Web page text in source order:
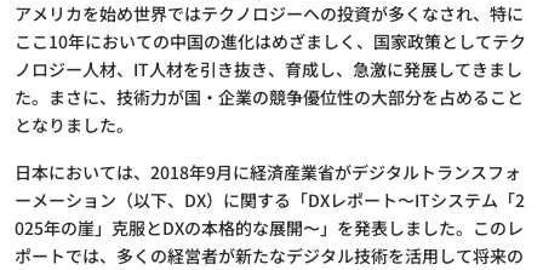
アメリカを始め世界ではテクノロジーヘの投資が多くなされ、特に
ここ10年においての中国の進化はめざましく、国家政策としてテク
ノロジー人材、IT人材を引き抜き、育成し、急激に発展してきまし
た。まさに、技術力が国・企業の競争優位性の大部分を占めること
となりました。
日本においては、2018年9月に経済産業省がデジタルトランスフォ
ーメーション（以下、DX）に関する「DXレポート〜ITシステム「2
025年の崖」克服とDXの本格的な展開〜」を発表しました。このレ
ポートでは、多くの経営者が新たなデジタル技術を活用して将来の